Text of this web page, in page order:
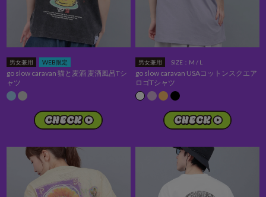
男女兼用 WEB限定
go slow caravan 猫と麦酒 麦酒風呂Tシ
ャツ
男女兼用 SIZE：M / L
go slow caravan USAコットンスクエア
ロゴTシャツ